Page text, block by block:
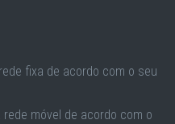
fixa de acordo com o seu
móvel de acordo com o